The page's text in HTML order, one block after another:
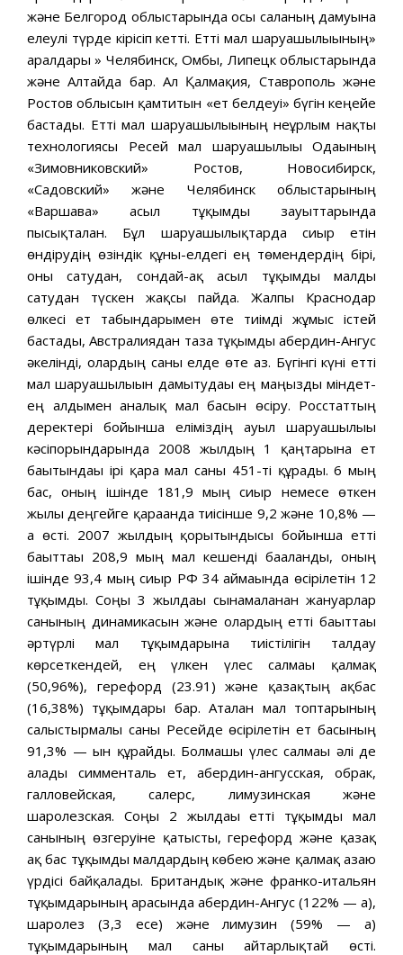
және Белгород облыстарында осы саланың дамуына
елеулі түрде кірісіп кетті. Етті мал шаруашылығының»
аралдары » Челябинск, Омбы, Липецк облыстарында
және Алтайда бар. Ал Қалмақия, Ставрополь және
Ростов облысын қамтитын «ет белдеуі» бүгін кеңейе
бастады. Етті мал шаруашылығының неғұрлым нақты
технологиясы Ресей мал шаруашылығы Одағының
«Зимовниковский» Ростов, Новосибирск,
«Садовский» және Челябинск облыстарының
«Варшава» асыл тұқымды зауыттарында
пысықталған. Бұл шаруашылықтарда сиыр етін
өндірудің өзіндік құны-елдегі ең төмендердің бірі,
оны сатудан, сондай-ақ асыл тұқымды малды
сатудан түскен жақсы пайда. Жалпы Краснодар
өлкесі ет табындарымен өте тиімді жұмыс істей
бастады, Австралиядан таза тұқымды абердин-Ангус
әкелінді, олардың саны елде өте аз. Бүгінгі күні етті
мал шаруашылығын дамытудағы ең маңызды міндет-
ең алдымен аналық мал басын өсіру. Росстаттың
деректері бойынша еліміздің ауыл шаруашылығы
кәсіпорындарында 2008 жылдың 1 қаңтарына ет
бағытындағы ірі қара мал саны 451-ті құрады. 6 мың
бас, оның ішінде 181,9 мың сиыр немесе өткен
жылғы деңгейге қарағанда тиісінше 9,2 және 10,8% —
ға өсті. 2007 жылдың қорытындысы бойынша етті
бағыттағы 208,9 мың мал кешенді бағаланды, оның
ішінде 93,4 мың сиыр РФ 34 аймағында өсірілетін 12
тұқымды. Соңғы 3 жылдағы сынамаланған жануарлар
санының динамикасын және олардың етті бағыттағы
әртүрлі мал тұқымдарына тиістілігін талдау
көрсеткендей, ең үлкен үлес салмағы қалмақ
(50,96%), герефорд (23.91) және қазақтың ақбас
(16,38%) тұқымдары бар. Аталған мал топтарының
салыстырмалы саны Ресейде өсірілетін ет басының
91,3% — ын құрайды. Болмашы үлес салмағы әлі де
алады симменталь ет, абердин-ангусская, обрак,
галловейская, салерс, лимузинская және
шаролезская. Соңғы 2 жылдағы етті тұқымды мал
санының өзгеруіне қатысты, герефорд және қазақ
ақ бас тұқымды малдардың көбею және қалмақ азаю
үрдісі байқалады. Британдық және франко-итальян
тұқымдарының арасында абердин-Ангус (122% — ға),
шаролез (3,3 есе) және лимузин (59% — ға)
тұқымдарының мал саны айтарлықтай өсті.